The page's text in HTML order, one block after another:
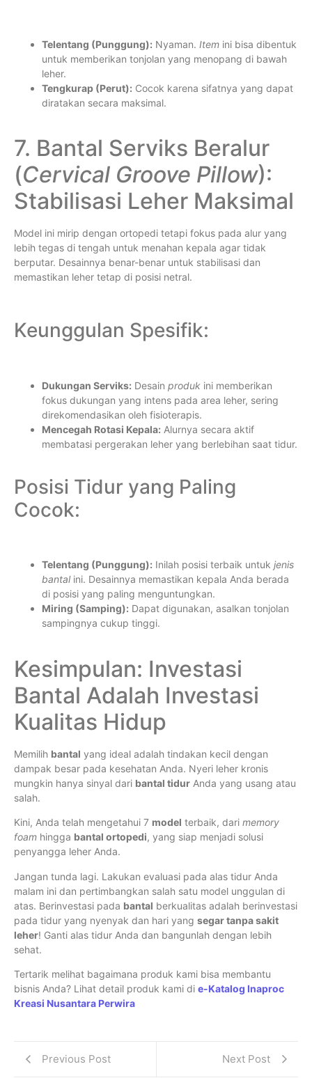
Telentang (Punggung): Nyaman. Item ini bisa dibentuk
untuk memberikan tonjolan yang menopang di bawah
leher.
Tengkurap (Perut): Cocok karena sifatnya yang dapat
diratakan secara maksimal.
7. Bantal Serviks Beralur
(Cervical Groove Pillow):
Stabilisasi Leher Maksimal
Model ini mirip dengan ortopedi tetapi fokus pada alur yang
lebih tegas di tengah untuk menahan kepala agar tidak
berputar. Desainnya benar-benar untuk stabilisasi dan
memastikan leher tetap di posisi netral.
Keunggulan Spesifik:
Dukungan Serviks: Desain produk ini memberikan
fokus dukungan yang intens pada area leher, sering
direkomendasikan oleh fisioterapis.
Mencegah Rotasi Kepala: Alurnya secara aktif
membatasi pergerakan leher yang berlebihan saat tidur.
Posisi Tidur yang Paling
Cocok:
Telentang (Punggung): Inilah posisi terbaik untuk jenis
bantalini. Desainnya memastikan kepala Anda berada
di posisi yang paling menguntungkan.
Miring (Samping): Dapat digunakan, asalkan tonjolan
sampingnya cukup tinggi.
Kesimpulan: Investasi
Bantal Adalah Investasi
Kualitas Hidup
Memilih bantal yang ideal adalah tindakan kecil dengan
dampak besar pada kesehatan Anda. Nyeri leher kronis
mungkin hanya sinyal dari bantal tidur Anda yang usang atau
salah.
Kini, Anda telah mengetahui 7 model terbaik, dari memory
foam hingga bantal ortopedi, yang siap menjadi solusi
penyangga leher Anda.
Jangan tunda lagi. Lakukan evaluasi pada alas tidur Anda
malam ini dan pertimbangkan salah satu model unggulan di
atas. Berinvestasi pada bantal berkualitas adalah berinvestasi
pada tidur yang nyenyak dan hari yang segar tanpa sakit
leher! Ganti alas tidur Anda dan bangunlah dengan lebih
sehat.
Tertarik melihat bagaimana produk kami bisa membantu
bisnis Anda? Lihat detail produk kami di e-Katalog Inaproc
Kreasi Nusantara Perwira
Previous Post Next Post